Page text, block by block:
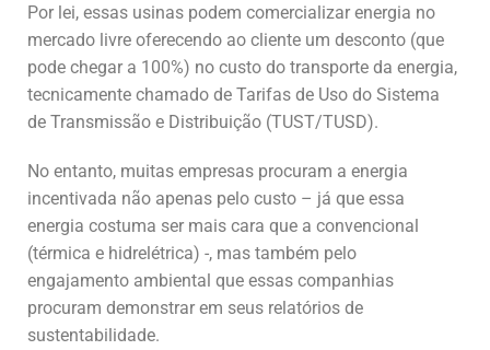
Por lei, essas usinas podem comercializar energia no
mercado livre oferecendo ao cliente um desconto (que
pode chegar a 100%) no custo do transporte da energia,
tecnicamente chamado de Tarifas de Uso do Sistema
de Transmissão e Distribuição (TUST/TUSD).
No entanto, muitas empresas procuram a energia
incentivada não apenas pelo custo – já que essa
energia costuma ser mais cara que a convencional
(térmica e hidrelétrica) -, mas também pelo
engajamento ambiental que essas companhias
procuram demonstrar em seus relatórios de
sustentabilidade.